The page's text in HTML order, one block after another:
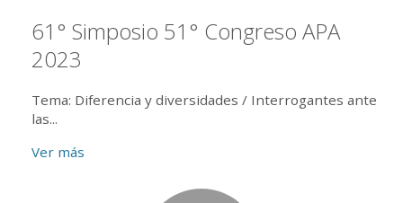
61° Simposio 51° Congreso APA
2023
Tema: Diferencia y diversidades / Interrogantes ante
las...
Ver más